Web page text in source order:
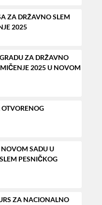
ZA DRŽAVNO SLEM
2025
ZA DRŽAVNO
2025 U NOVOM
OTVORENOG
SADU U
PESNIČKOG
ZA NACIONALNO